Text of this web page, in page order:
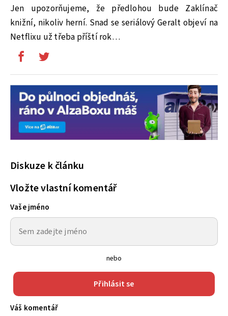
Jen upozorňujeme, že předlohou bude Zaklínač
knižní, nikoliv herní. Snad se seriálový Geralt objeví na
Netflixu už třeba příští rok…
Diskuze k článku
Vložte vlastní komentář
Vaše jméno
nebo
Přihlásit se
Váš komentář